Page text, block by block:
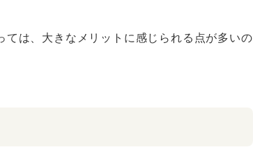
は、大きなメリットに感じられる点が多いの